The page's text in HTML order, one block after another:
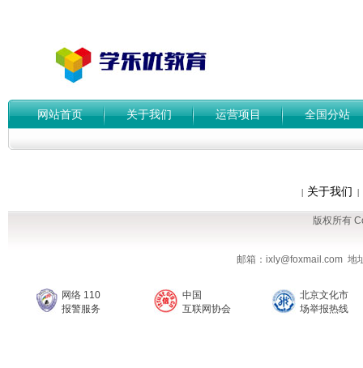
网站首页 关于我们 运营项目 全国分站
| 关于我们 |
版权所有
邮箱：ixly@foxmail.com 地
网络 110
报警服务
中国
互联网协会
北京文化市
场举报热线